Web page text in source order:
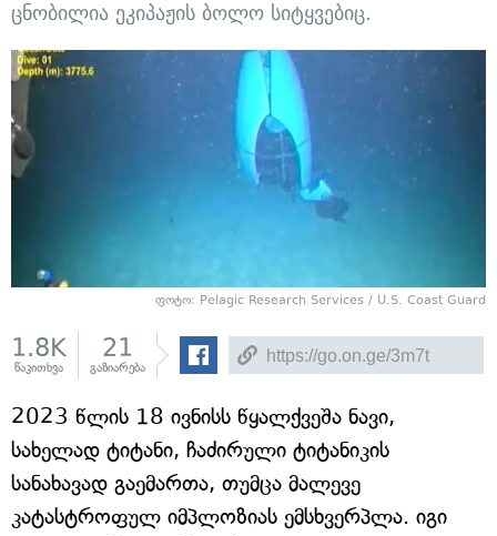
ცნობილია ეკიპაჟის ბოლო სიტყვებიც.
ფოტო: Pelagic Research Services / U.S. Coast Guard
1.8K
წაკითხვა
21
გაზიარება
2023 წლის 18 ივნისს წყალქვეშა ნავი,
სახელად ტიტანი, ჩაძირული ტიტანიკის
სანახავად გაემართა, თუმცა მალევე
კატასტროფულ იმპლოზიას ემსხვერპლა. იგი